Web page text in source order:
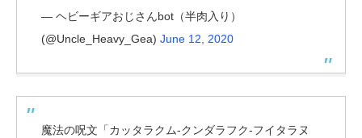
— ヘビーギアおじさんbot（半肉入り）
(@Uncle_Heavy_Gea) June 12, 2020
魔法の呪文「カッタラクム-クンダラフク-フイタラヌ